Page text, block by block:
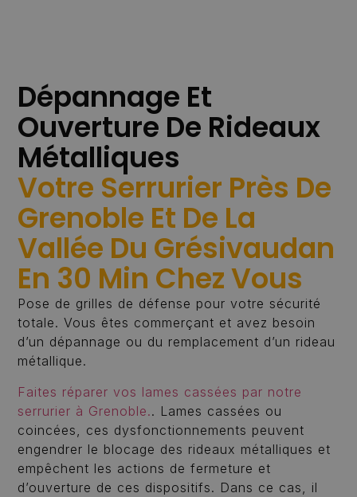
Dépannage Et
Ouverture De Rideaux
Métalliques
Votre Serrurier Près De
Grenoble Et De La
Vallée Du Grésivaudan
En 30 Min Chez Vous
Pose de grilles de défense pour votre sécurité
totale. Vous êtes commerçant et avez besoin
d’un dépannage ou du remplacement d’un rideau
métallique.
Faites réparer vos lames cassées par notre
serrurier à Grenoble.. Lames cassées ou
coincées, ces dysfonctionnements peuvent
engendrer le blocage des rideaux métalliques et
empêchent les actions de fermeture et
d’ouverture de ces dispositifs. Dans ce cas, il